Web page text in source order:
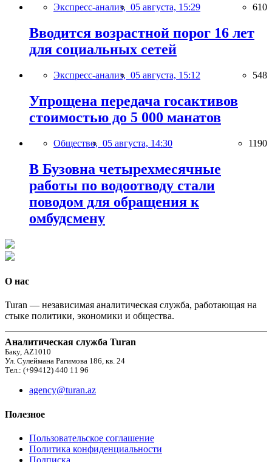
Экспресс-анализ, 05 августа, 15:29 610
Вводится возрастной порог 16 лет
для социальных сетей
Экспресс-анализ, 05 августа, 15:12 548
Упрощена передача госактивов
стоимостью до 5 000 манатов
Общество, 05 августа, 14:30 1190
В Бузовна четырехмесячные
работы по водоотводу стали
поводом для обращения к
омбудсмену
О нас
Turan — независимая аналитическая служба, работающая на
стыке политики, экономики и общества.
Аналитическая служба Turan
Баку, AZ1010
Ул. Сулеймана Рагимова 186, кв. 24
Тел.: (+99412) 440 11 96
agency@turan.az
Полезное
Пользовательское соглашение
Политика конфиденциальности
Подписка